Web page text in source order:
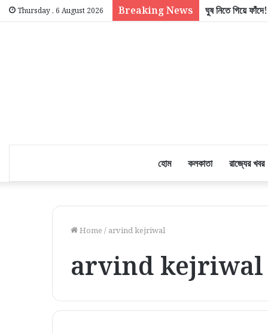
Thursday , 6 August 2026 Breaking News মসজিদের মাইক
হোম কলকাতা রাজ্যের খবর
Home / arvind kejriwal
arvind kejriwal